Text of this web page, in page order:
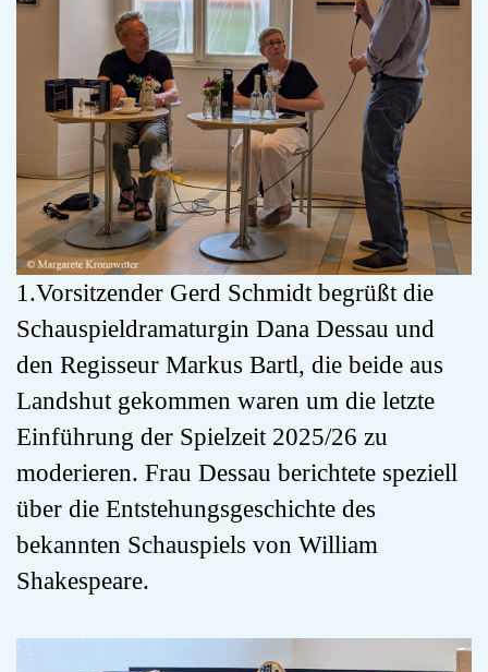
1.Vorsitzender Gerd Schmidt begrüßt die
Schauspieldramaturgin Dana Dessau und
den Regisseur Markus Bartl, die beide aus
Landshut gekommen waren um die letzte
Einführung der Spielzeit 2025/26 zu
moderieren. Frau Dessau berichtete speziell
über die Entstehungsgeschichte des
bekannten Schauspiels von William
Shakespeare.